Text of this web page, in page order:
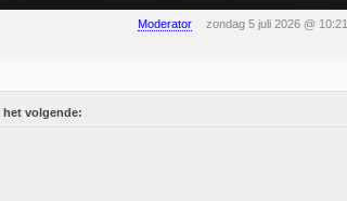
Moderator zondag 5 juli 2026 @ 10:21
het volgende: